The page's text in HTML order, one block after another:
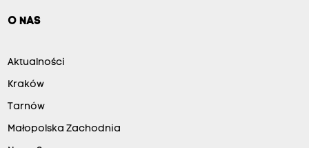
O NAS
Aktualności
Kraków
Tarnów
Małopolska Zachodnia